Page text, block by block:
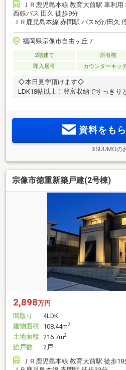
ＪＲ鹿児島本線 教育大前駅 車利用
西鉄バス 田久 徒歩9分
ＪＲ鹿児島本線 赤間駅 バス6分/田久
福岡県宗像市自由ヶ丘７
2階建て 所有権
即入居可
カウンターキッ
◇本日見学頂けます◇
LDK18帖以上！豊富収納ですっきり
資料をも
※SUUMOの
宗像市徳重新築戸建(2号棟)
2,898万円
間取り
4LDK
建物面積 108.44m2
土地面積 216.7m2
総戸数
2戸
ＪＲ鹿児島本線 教育大前駅 徒歩18